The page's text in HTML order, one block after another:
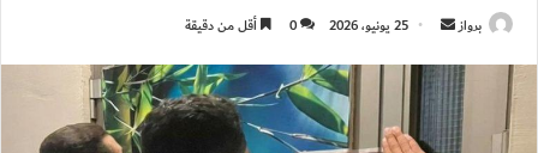
برواز
أرسل
إلكترونيا
25 يونيو، 2026 0 أقل من دقيقة